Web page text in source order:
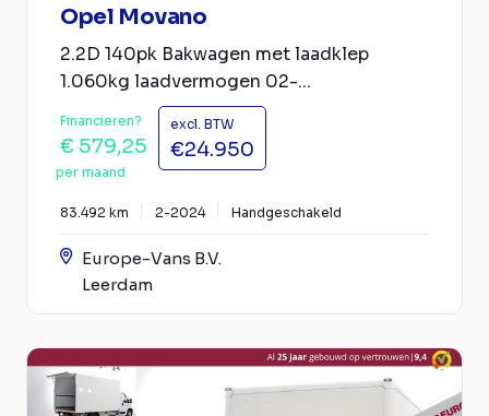
Opel Movano
2.2D 140pk Bakwagen met laadklep
1.060kg laadvermogen 02-...
Financieren?
€ 579,25
per maand
excl. BTW
€24.950
83.492 km 2-2024 Handgeschakeld
Europe-Vans B.V.
Leerdam